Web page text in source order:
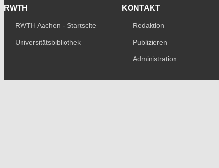
RWTH
RWTH Aachen - Startseite
Universitätsbibliothek
KONTAKT
Redaktion
Publizieren
Administration